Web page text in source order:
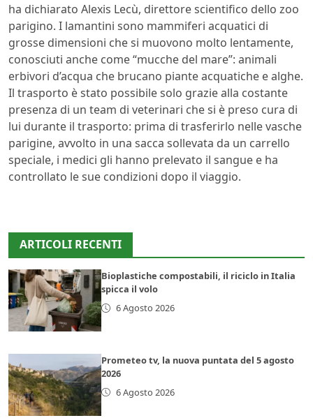
ha dichiarato Alexis Lecù, direttore scientifico dello zoo
parigino. I lamantini sono mammiferi acquatici di
grosse dimensioni che si muovono molto lentamente,
conosciuti anche come “mucche del mare”: animali
erbivori d’acqua che brucano piante acquatiche e alghe.
Il trasporto è stato possibile solo grazie alla costante
presenza di un team di veterinari che si è preso cura di
lui durante il trasporto: prima di trasferirlo nelle vasche
parigine, avvolto in una sacca sollevata da un carrello
speciale, i medici gli hanno prelevato il sangue e ha
controllato le sue condizioni dopo il viaggio.
ARTICOLI RECENTI
Bioplastiche compostabili, il riciclo in Italia
spicca il volo
6 Agosto 2026
Prometeo tv, la nuova puntata del 5 agosto
2026
6 Agosto 2026